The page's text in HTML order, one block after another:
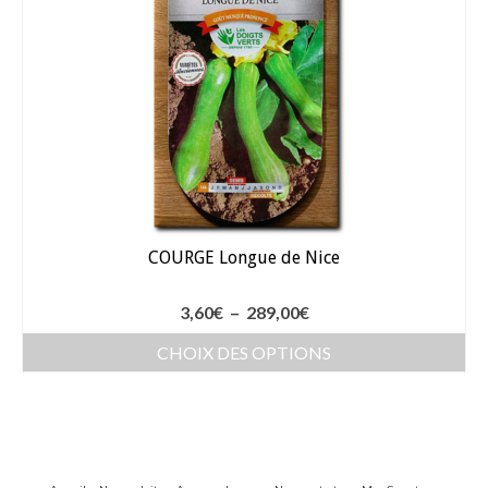
COURGE Longue de Nice
3,60€ – 289,00€Plage
prix :
CHOIX DES OPTIONS